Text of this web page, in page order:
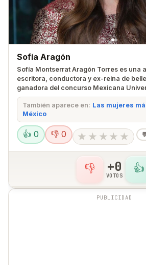
Sofía Aragón
Sofía Montserrat Aragón Torres es una
escritora, conductora y ex-reina de
ganadora del concurso Mexicana
También aparece en: Las mujeres
México
👍 0 👎 0 ★ ★ ★ ★ ★
👍
+0
VOTOS
👎
PUBLICIDAD